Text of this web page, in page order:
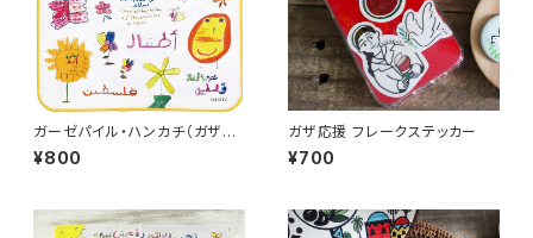
ガーゼパイル・ハンカチ（ガザの
子どもからの絵手紙）
¥800
ガザ応援 フレークステッカー
¥700